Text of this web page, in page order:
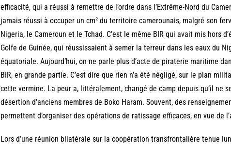
efficacité, qui a réussi à remettre de l’ordre dans l’Extrême-Nord du
jamais réussi à occuper un cm² du territoire camerounais, malgré son
Nigeria, le Cameroun et le Tchad. C’est le même BIR qui avait mis hors
Golfe de Guinée, qui réussissaient à semer la terreur dans les eaux du
équatoriale. Aujourd’hui, on ne parle plus d’acte de piraterie maritime
BIR, en grande partie. C’est dire que rien n’a été négligé, sur le plan
cette vermine. La peur a, littéralement, changé de camp depuis qu’il ne
désertion d’anciens membres de Boko Haram. Souvent, des
permettent d’organiser des opérations de ratissage efficaces, en vue de
Lors d’une réunion bilatérale sur la coopération transfrontalière tenue